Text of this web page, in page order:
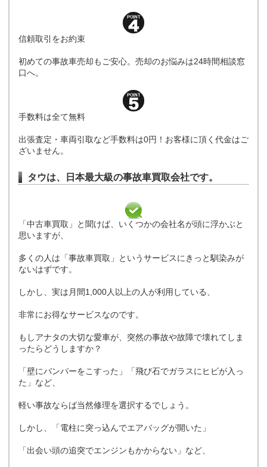
信頼取引をお約束
初めての事故車売却もご安心。売却のお悩みは24時間相談窓
口へ。
手数料は全て無料
出張査定・車両引取など手数料は0円！お客様に頂く代金はご
ざいません。
タウは、日本最大級の事故車買取会社です。
「中古車買取」と聞けば、いくつかの会社名が頭に浮かぶと
思いますが、
多くの人は「事故車買取」というサービスにきっと馴染みが
ないはずです。
しかし、実は月間1,000人以上の人が利用している、
非常にお得なサービスなのです。
もしアナタの大切な愛車が、突然の事故や故障で壊れてしま
ったらどうしますか？
「壁にバンパーをこすった」「飛び石でガラスにヒビが入っ
た」など、
軽い事故ならば当然修理を選択するでしょう。
しかし、「電柱に突っ込んでエアバッグが開いた」
「出会い頭の追突でエンジンもかからない」など、